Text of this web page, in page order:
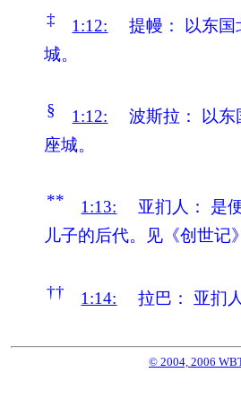
‡ 1:12: 提幔：
以东
城。
§ 1:12: 波斯拉：
以
座城。
** 1:13: 亚扪人： 是
儿子的后代。见《创世记
†† 1:14: 拉巴： 亚扪
© 2004, 2006